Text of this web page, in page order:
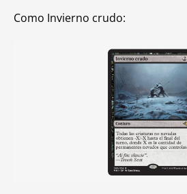
Como Invierno crudo: